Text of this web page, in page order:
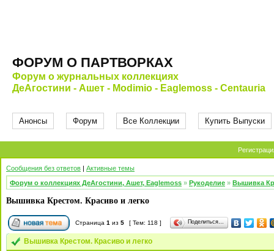
ФОРУМ О ПАРТВОРКАХ
Форум о журнальных коллекциях
ДеАгостини - Ашет - Modimio - Eaglemoss - Centauria
Анонсы Форум Все Коллекции Купить Выпуски
Сообщения без ответов | Активные темы
Форум о коллекциях ДеАгостини, Ашет, Eaglemoss » Рукоделие » Вышивка
Вышивка Крестом. Красиво и легко
Страница 1 из 5 [ Тем: 118 ] Поделиться…
Вышивка Крестом. Красиво и легко